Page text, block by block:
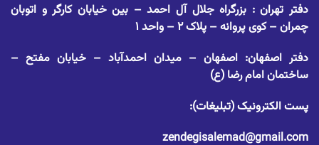
دفتر تهران : بزرگراه جلال آل احمد – بین خیابان کارگر و اتوبان
چمران – کوی پروانه – پلاک ۲ – واحد ۱
دفتر اصفهان: اصفهان – میدان احمدآباد – خیابان مفتح –
ساختمان امام رضا (ع)
پست الکترونیک (تبلیغات):
zendegisalemad@gmail.com